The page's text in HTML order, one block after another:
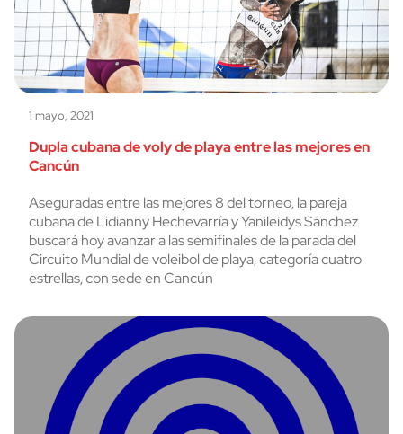
1 mayo, 2021
Dupla cubana de voly de playa entre las mejores en
Cancún
Aseguradas entre las mejores 8 del torneo, la pareja
cubana de Lidianny Hechevarría y Yanileidys Sánchez
buscará hoy avanzar a las semifinales de la parada del
Circuito Mundial de voleibol de playa, categoría cuatro
estrellas, con sede en Cancún